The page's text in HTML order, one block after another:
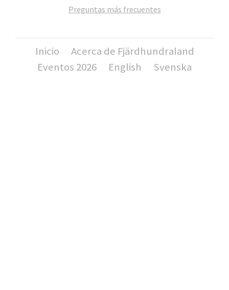
Preguntas más frecuentes
Inicio
Acerca de Fjärdhundraland
Eventos 2026
English Svenska